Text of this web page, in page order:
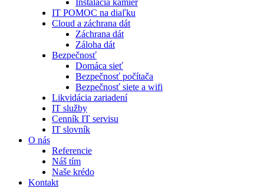
Inštalácia kamier
IT POMOC na diaľku
Cloud a záchrana dát
Záchrana dát
Záloha dát
Bezpečnosť
Domáca sieť
Bezpečnosť počítača
Bezpečnosť siete a wifi
Likvidácia zariadení
IT služby
Cenník IT servisu
IT slovník
O nás
Referencie
Náš tím
Naše krédo
Kontakt